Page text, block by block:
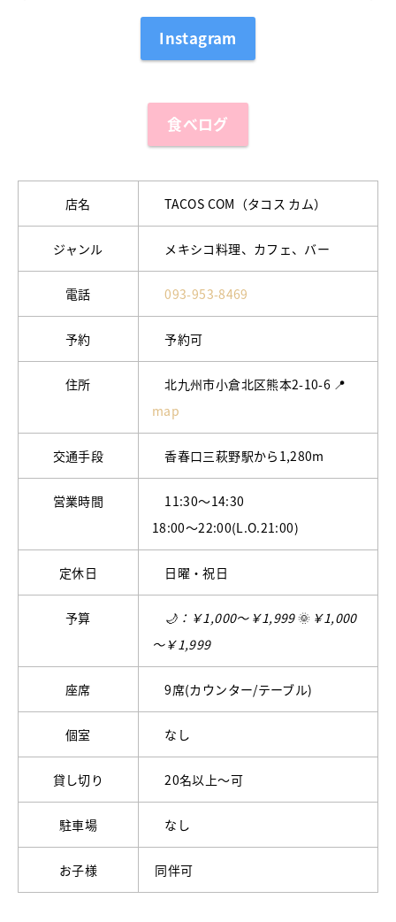
Instagram
食べログ
店名 TACOS COM（タコス カム）
ジャンル メキシコ料理、カフェ、バー
電話 093-953-8469
予約 予約可
住所
北九州市小倉北区熊本2-10-6 📍
map
交通手段 香春口三萩野駅から1,280m
営業時間
11:30～14:30
18:00～22:00(L.O.21:00)
定休日 日曜・祝日
予算 🌙：￥1,000～￥1,999🌞 ￥1,000
～￥1,999
座席 9席(カウンター/テーブル)
個室 なし
貸し切り 20名以上～可
駐車場 なし
お子様 同伴可